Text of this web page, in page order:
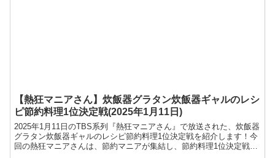
【熱狂マニアさん】炊飯器グラタン炊飯器ギャルのレシ
ピ節約料理1位決定戦(2025年1月11日)
2025年1月11日のTBS系列『熱狂マニアさん』で放送された、炊飯器
グラタン炊飯器ギャルのレシピ節約料理1位決定戦を紹介します！今
回の熱狂マニアさんは、節約マニアが集結し、節約料理1位決定戦を